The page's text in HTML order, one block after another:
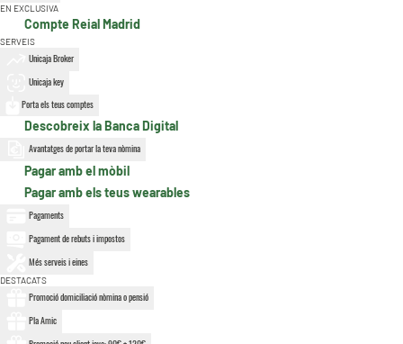
EN EXCLUSIVA
Compte Reial Madrid
SERVEIS
Unicaja Broker
Unicaja key
Porta els teus comptes
Descobreix la Banca Digital
Avantatges de portar la teva nòmina
Pagar amb el mòbil
Pagar amb els teus wearables
Pagaments
Pagament de rebuts i impostos
Més serveis i eines
DESTACATS
Promoció domiciliació nòmina o pensió
Pla Amic